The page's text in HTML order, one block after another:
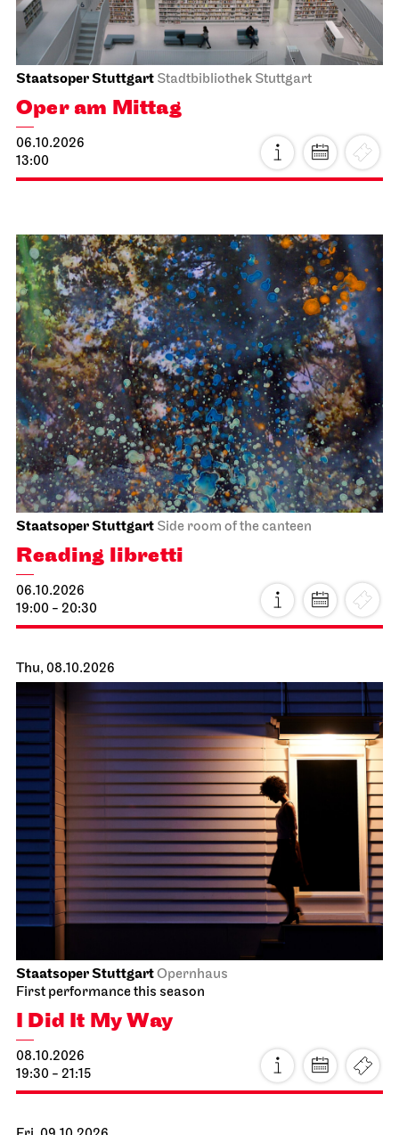
Tue, 06.10.2026
Staatsoper StuttgartStadtbibliothek Stuttgart
Oper am Mittag
06.10.2026
13:00
Staatsoper StuttgartSide room of the canteen
Reading libretti
06.10.2026
19:00 - 20:30